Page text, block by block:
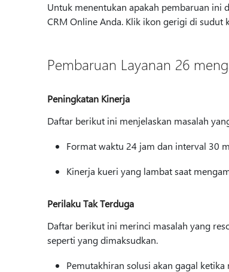
Untuk menentukan apakah pembaruan ini
CRM Online Anda. Klik ikon gerigi di sudut
Pembaruan Layanan 26
Peningkatan Kinerja
Daftar berikut ini menjelaskan masalah
Format waktu 24 jam dan interval 30
Kinerja kueri yang lambat saat
Perilaku Tak Terduga
Daftar berikut ini merinci masalah yang
seperti yang dimaksudkan.
Pemutakhiran solusi akan gagal